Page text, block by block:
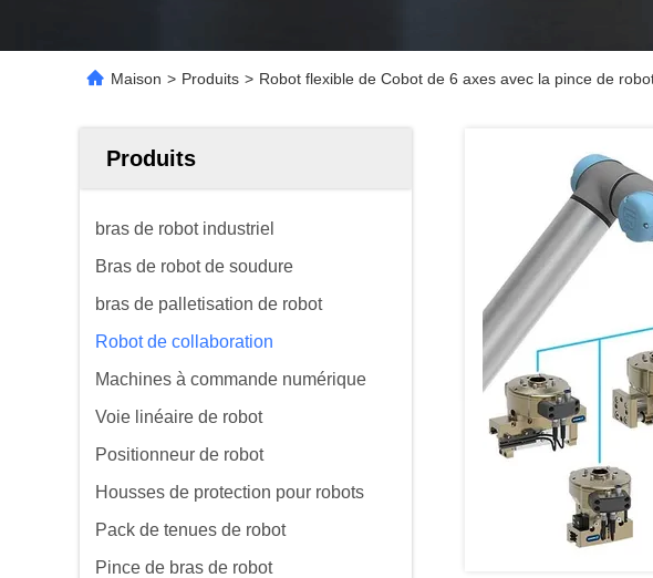
Maison > Produits > Robot flexible de Cobot de 6 axes avec la pince de
Produits
bras de robot industriel
Bras de robot de soudure
bras de palletisation de robot
Robot de collaboration
Machines à commande numérique
Voie linéaire de robot
Positionneur de robot
Housses de protection pour robots
Pack de tenues de robot
Pince de bras de robot